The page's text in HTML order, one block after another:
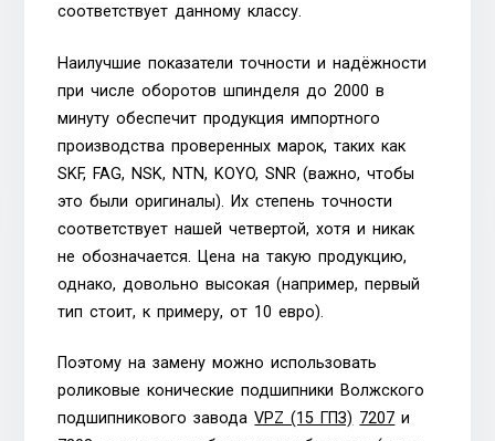
соответствует данному классу.
Наилучшие показатели точности и надёжности
при числе оборотов шпинделя до 2000 в
минуту обеспечит продукция импортного
производства проверенных марок, таких как
SKF, FAG, NSK, NTN, KOYO, SNR (важно, чтобы
это были оригиналы). Их степень точности
соответствует нашей четвертой, хотя и никак
не обозначается. Цена на такую продукцию,
однако, довольно высокая (например, первый
тип стоит, к примеру, от 10 евро).
Поэтому на замену можно использовать
роликовые конические подшипники Волжского
подшипникового заводаVPZ (15 ГПЗ) 7207 и